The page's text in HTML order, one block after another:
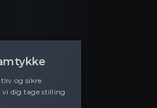
og sikre
dig tage stilling